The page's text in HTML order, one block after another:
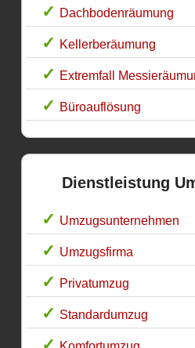
Dachbodenräumung
Kellerberäumung
Extremfall
Büroauflösung
Dienstleistung
Umzugsunternehmen
Umzugsfirma
Privatumzug
Standardumzug